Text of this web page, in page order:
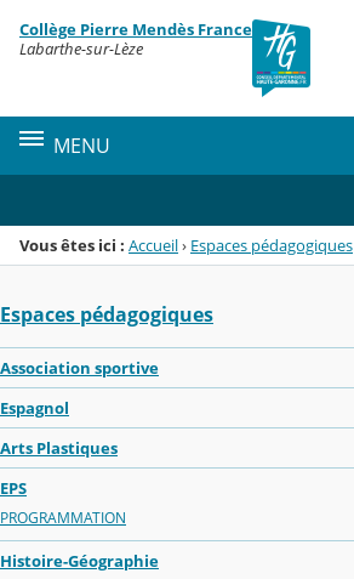
Menu de la rubrique
Contenu
Collège Pierre Mendès France
Labarthe-sur-Lèze
MENU
Vous êtes ici : Accueil› Espaces pédagogiques
Espaces pédagogiques
Association sportive
Espagnol
Arts Plastiques
EPS
PROGRAMMATION
Histoire-Géographie